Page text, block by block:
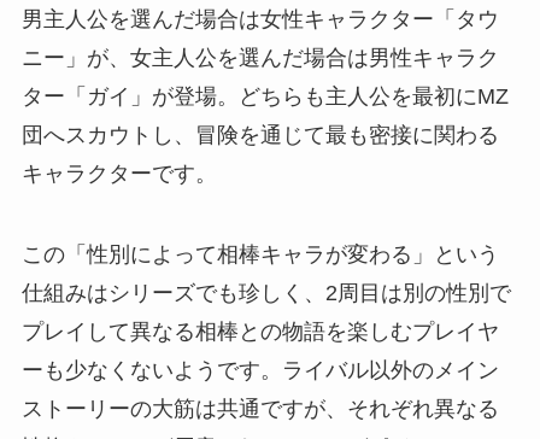
男主人公を選んだ場合は女性キャラクター「タウ
ニー」が、女主人公を選んだ場合は男性キャラク
ター「ガイ」が登場。どちらも主人公を最初にMZ
団へスカウトし、冒険を通じて最も密接に関わる
キャラクターです。
この「性別によって相棒キャラが変わる」という
仕組みはシリーズでも珍しく、2周目は別の性別で
プレイして異なる相棒との物語を楽しむプレイヤ
ーも少なくないようです。ライバル以外のメイン
ストーリーの大筋は共通ですが、それぞれ異なる